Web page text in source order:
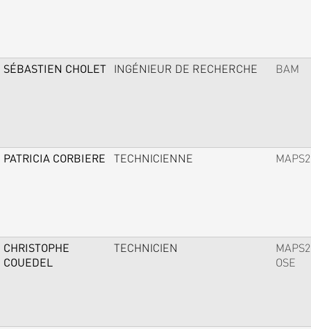
SÉBASTIEN CHOLET INGÉNIEUR DE RECHERCHE BAM
PATRICIA CORBIERE TECHNICIENNE MAPS2
CHRISTOPHE
COUEDEL
TECHNICIEN
MAPS2
OSE